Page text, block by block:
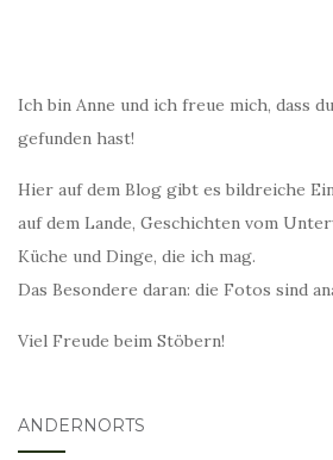
Ich bin Anne und ich freue mich, dass
gefunden hast!
Hier auf dem Blog gibt es bildreiche
auf dem Lande, Geschichten vom
Küche und Dinge, die ich mag.
Das Besondere daran: die Fotos sind
Viel Freude beim Stöbern!
ANDERNORTS